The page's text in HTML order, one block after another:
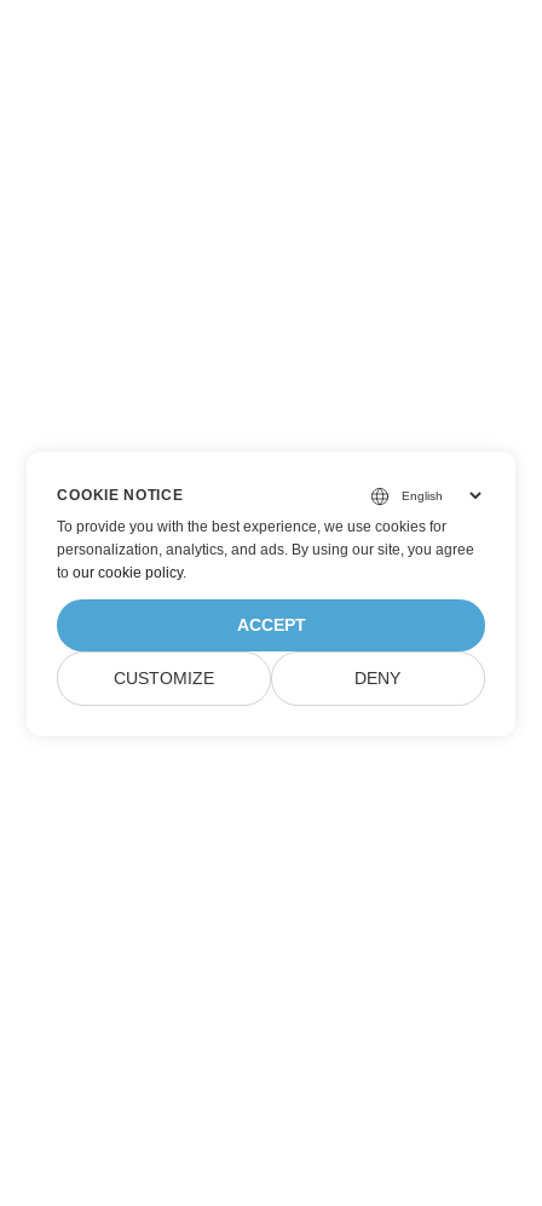
COOKIE NOTICE
To provide you with the best experience, we use cookies for
personalization, analytics, and ads. By using our site, you agree
toour cookie policy.
ACCEPT
CUSTOMIZE DENY